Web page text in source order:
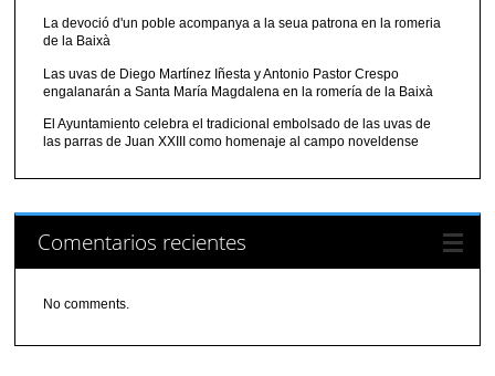
La devoció d'un poble acompanya a la seua patrona en la romeria
de la Baixà
Las uvas de Diego Martínez Iñesta y Antonio Pastor Crespo
engalanarán a Santa María Magdalena en la romería de la Baixà
El Ayuntamiento celebra el tradicional embolsado de las uvas de
las parras de Juan XXIII como homenaje al campo noveldense
Comentarios recientes
No comments.